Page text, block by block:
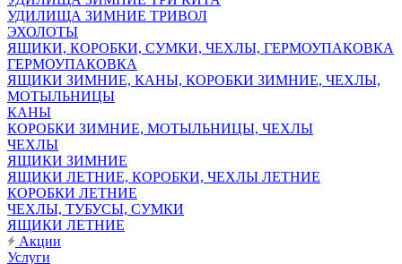
УДИЛИЩА ЗИМНИЕ ТРИВОЛ
ЭХОЛОТЫ
ЯЩИКИ, КОРОБКИ, СУМКИ, ЧЕХЛЫ, ГЕРМОУПАКОВКА
ГЕРМОУПАКОВКА
ЯЩИКИ ЗИМНИЕ, КАНЫ, КОРОБКИ ЗИМНИЕ, ЧЕХЛЫ,
МОТЫЛЬНИЦЫ
КАНЫ
КОРОБКИ ЗИМНИЕ, МОТЫЛЬНИЦЫ, ЧЕХЛЫ
ЧЕХЛЫ
ЯЩИКИ ЗИМНИЕ
ЯЩИКИ ЛЕТНИЕ, КОРОБКИ, ЧЕХЛЫ ЛЕТНИЕ
КОРОБКИ ЛЕТНИЕ
ЧЕХЛЫ, ТУБУСЫ, СУМКИ
ЯЩИКИ ЛЕТНИЕ
Акции
Услуги